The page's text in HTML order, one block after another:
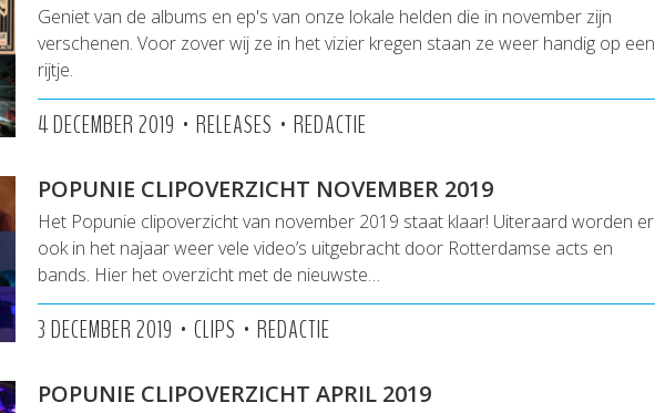
Geniet van de albums en ep's van onze lokale helden die in november zijn
verschenen. Voor zover wij ze in het vizier kregen staan ze weer handig op een
rijtje.
4 DECEMBER 2019 • RELEASES • REDACTIE
POPUNIE CLIPOVERZICHT NOVEMBER 2019
Het Popunie clipoverzicht van november 2019 staat klaar! Uiteraard worden er
ook in het najaar weer vele video’s uitgebracht door Rotterdamse acts en
bands. Hier het overzicht met de nieuwste…
3 DECEMBER 2019 • CLIPS • REDACTIE
POPUNIE CLIPOVERZICHT APRIL 2019